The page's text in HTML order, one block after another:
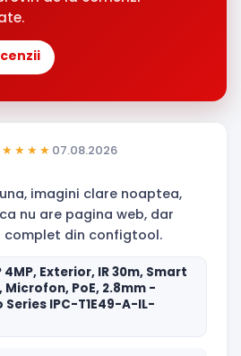
07.08.2026
imagini clare noaptea,
nu are pagina web, dar
din configtool.
4MP, Exterior, IR 30m, Smart
Microfon, PoE, 2.8mm -
Series IPC-T1E49-A-IL-